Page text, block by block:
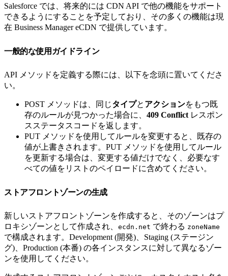
Salesforce では、将来的には CDN API で他の機能をサポート
できるようにすることを予定しており、その多くの機能は現
在 Business Manager eCDN で提供しています。
一般的な使用ガイドライン
API メソッドを定義する際には、以下を念頭に置いてくださ
い。
POST メソッドは、同じタイプと アクションをもつ既
存のルールが見つかった場合に、 409 Conflict レスポン
スステータスコードを返します。
PUT メソッドを使用してルールを変更すると、既存の
値が上書きされます。PUT メソッドを使用してルール
を更新する場合は、変更する値だけでなく、必要なす
べての値をリストのペイロードに含めてください。
ストアフロントゾーンの生成
新しいストアフロントゾーンを作成すると、そのゾーンはプ
ロキシゾーンとして作成され、 ecdn.net で終わる zoneName
で構成されます。Development (開発)、Staging (ステージン
グ)、Production (本番) の各インスタンスに対して異なるゾー
ンを使用してください。